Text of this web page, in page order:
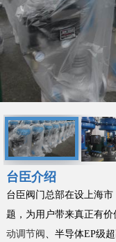
台臣介绍
台臣阀门总部在设上海
题，为用户带来真正有
动调节阀 、半导体EP级
新款零缺陷气动衬氟调节
气动衬氟调节阀新款简